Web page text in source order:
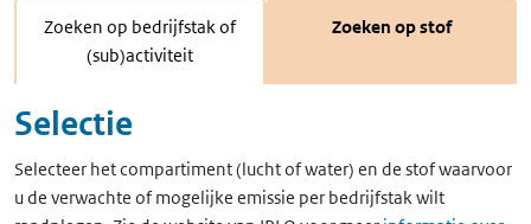
Zoeken op bedrijfstak of
(sub)activiteit
Zoeken op stof
Selectie
Selecteer het compartiment (lucht of water) en de stof waarvoor
u de verwachte of mogelijke emissie per bedrijfstak wilt